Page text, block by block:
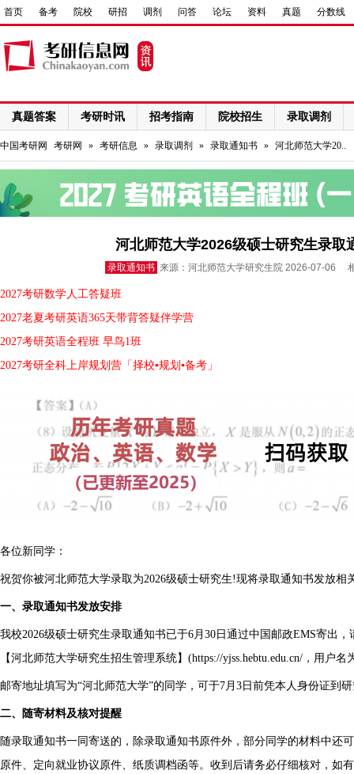
首页 备考 院校 研招 调剂 问答 论坛 资料 真题 分数线
真题答案 考研时讯 招考指南 院校招生 录取调剂
网络课程
中国考研网 考研网 » 考研信息 » 录取调剂 » 录取通知书 » 河北师范大学20..
河北师范大学2026级硕士研究生录取
录取通知书 来源：河北师范大学研究生院 2026-07-06
2027考研数学人工答疑班
2027老夏考研英语365天带背答疑伴学营
2027考研英语全程班 早鸟1班
2027考研全科上岸规划营「择校▪规划▪备考」
各位新同学：
祝贺你被河北师范大学录取为2026级硕士研究生!现将录取通知书发放相
一、录取通知书发放安排
我校2026级硕士研究生录取通知书已于6月30日通过中国邮政EMS寄出
【河北师范大学研究生招生管理系统】(https://yjss.hebtu.edu.cn/，用户
邮寄地址填写为“河北师范大学”的同学，可于7月3日前凭本人身份证到
二、随寄材料及核对提醒
随录取通知书一同寄送的，除录取通知书原件外，部分同学的材料中还
原件、定向就业协议原件、纸质调档函等。收到后请务必仔细核对，如